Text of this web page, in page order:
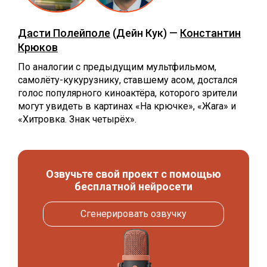
Дасти Полейполе (Дейн Кук) — Константин
Крюков
По аналогии с предыдущим мультфильмом,
самолёту-кукурузнику, ставшему асом, достался
голос популярного киноактёра, которого зрители
могут увидеть в картинах «На крючке», «Жаra» и
«Хитровка. Знак четырёх».
Озвучьте свой проект с помощью
бесплатной нейросети
Сгенерировать озвучку